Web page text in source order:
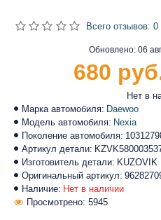
Наличие: Нет в наличии
Марка автомобиля: Daewoo
Модель автомобиля: Nexia
Поколение автомобиля:
Артикул детали:
Изготовитель детали: KUZOVIK
Оригинальный артикул:
Просмотрено: 5945
Обновлено: 06
Нет в
Всего отзывов: 0
680